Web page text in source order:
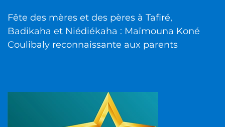
Fête des mères et des pères à Tafiré,
Badikaha et Niédiékaha : Maïmouna Koné
Coulibaly reconnaissante aux parents